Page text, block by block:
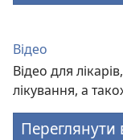
Відео
Відео для
лікування, а
Переглянути